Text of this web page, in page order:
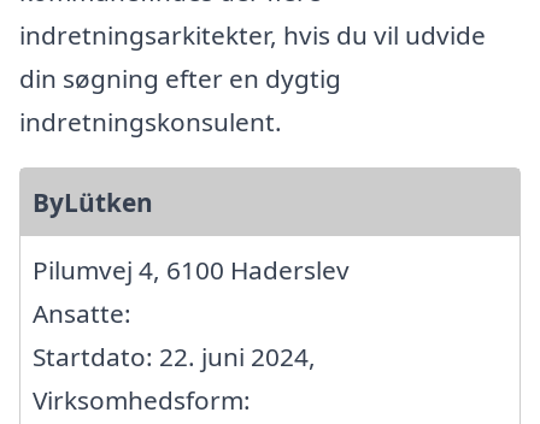
indretningsarkitekter, hvis du vil udvide
din søgning efter en dygtig
indretningskonsulent.
ByLütken
Pilumvej 4, 6100 Haderslev
Ansatte:
Startdato: 22. juni 2024,
Virksomhedsform: